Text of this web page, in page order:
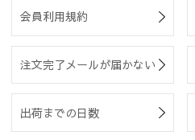
会員利用規約
注文完了メールが届かない
出荷までの日数